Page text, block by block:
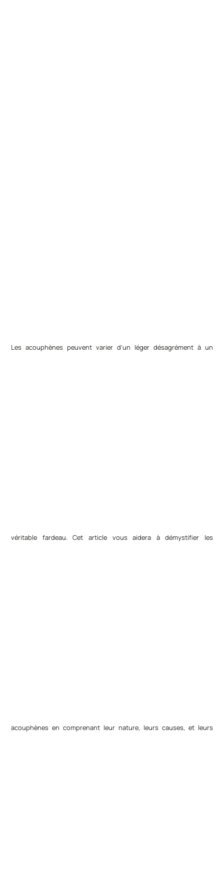
Les acouphènes peuvent varier d'un léger désagrément à un
véritable fardeau. Cet article vous aidera à démystifier les
acouphènes en comprenant leur nature, leurs causes, et leurs